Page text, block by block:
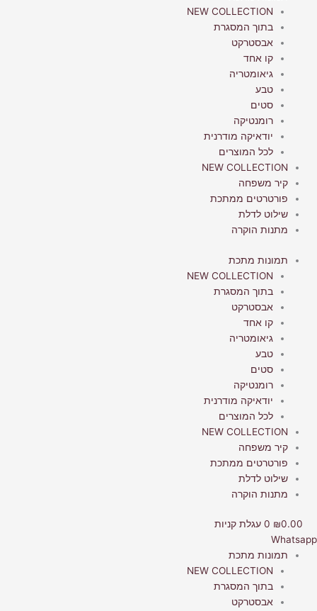
NEW COLLECTION
בתוך המסגרת
אבסטרקט
קו אחד
גיאומטריה
טבע
סטים
רומנטיקה
יודאיקה מודרנית
לכל המוצרים
NEW COLLECTION
קיר משפחה
פורטרטים ממתכת
שילוט לדלת
מתנות הוקרה
תמונות מתכת
NEW COLLECTION
בתוך המסגרת
אבסטרקט
קו אחד
גיאומטריה
טבע
סטים
רומנטיקה
יודאיקה מודרנית
לכל המוצרים
NEW COLLECTION
קיר משפחה
פורטרטים ממתכת
שילוט לדלת
מתנות הוקרה
₪0.00
0 עגלת קניות
Whatsapp
תמונות מתכת
NEW COLLECTION
בתוך המסגרת
אבסטרקט